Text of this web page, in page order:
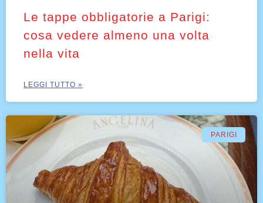
Le tappe obbligatorie a Parigi:
cosa vedere almeno una volta
nella vita
LEGGI TUTTO »
PARIGI